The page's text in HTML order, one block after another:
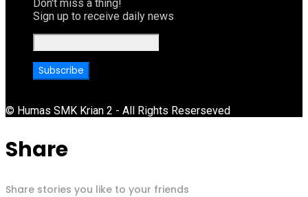
Don't miss a thing!
Sign up to receive daily news
© Humas SMK Krian 2 - All Rights Reserseved
Share
Share stories you like to your friends